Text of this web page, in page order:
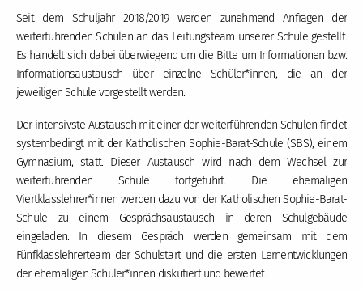
Seit dem Schuljahr 2018/2019 werden zunehmend Anfragen der
weiterführenden Schulen an das Leitungsteam unserer Schule gestellt.
Es handelt sich dabei überwiegend um die Bitte um Informationen bzw.
Informationsaustausch über einzelne Schüler*innen, die an der
jeweiligen Schule vorgestellt werden.
Der intensivste Austausch mit einer der weiterführenden Schulen findet
systembedingt mit der Katholischen Sophie-Barat-Schule (SBS), einem
Gymnasium, statt. Dieser Austausch wird nach dem Wechsel zur
weiterführenden Schule fortgeführt. Die ehemaligen
Viertklasslehrer*innen werden dazu von der Katholischen Sophie-Barat-
Schule zu einem Gesprächsaustausch in deren Schulgebäude
eingeladen. In diesem Gespräch werden gemeinsam mit dem
Fünfklasslehrerteam der Schulstart und die ersten Lernentwicklungen
der ehemaligen Schüler*innen diskutiert und bewertet.